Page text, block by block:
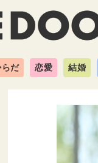
らだ 恋愛 結婚